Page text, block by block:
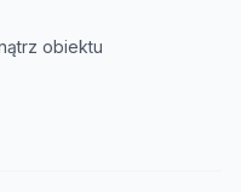
obiektu